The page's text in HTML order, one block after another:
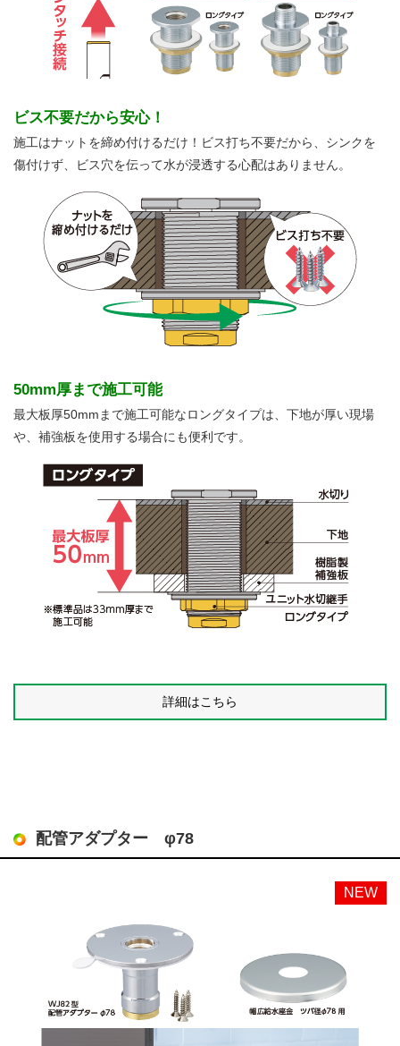
ビス不要だから安心！
施工はナットを締め付けるだけ！ビス打ち不要だから、シンクを
傷付けず、ビス穴を伝って水が浸透する心配はありません。
50mm厚まで施工可能
最大板厚50mmまで施工可能なロングタイプは、下地が厚い現場
や、補強板を使用する場合にも便利です。
詳細はこちら
配管アダプター φ78